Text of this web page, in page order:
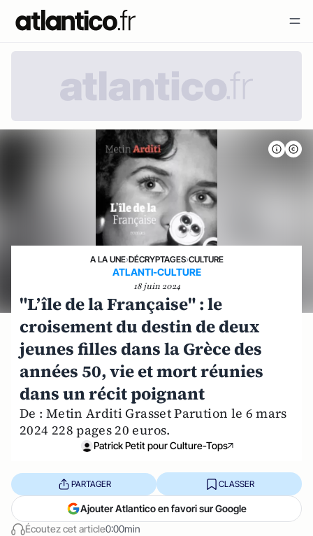
A LA UNE›DÉCRYPTAGES›CULTURE
ATLANTI-CULTURE
18 juin 2024
"L’île de la Française" : le
croisement du destin de deux
jeunes filles dans la Grèce des
années 50, vie et mort réunies
dans un récit poignant
De : Metin Arditi Grasset Parution le 6 mars
2024 228 pages 20 euros.
Patrick Petit pour Culture-Tops
Écoutez cet article0:00min
PARTAGER CLASSER
Ajouter Atlantico en favori sur Google